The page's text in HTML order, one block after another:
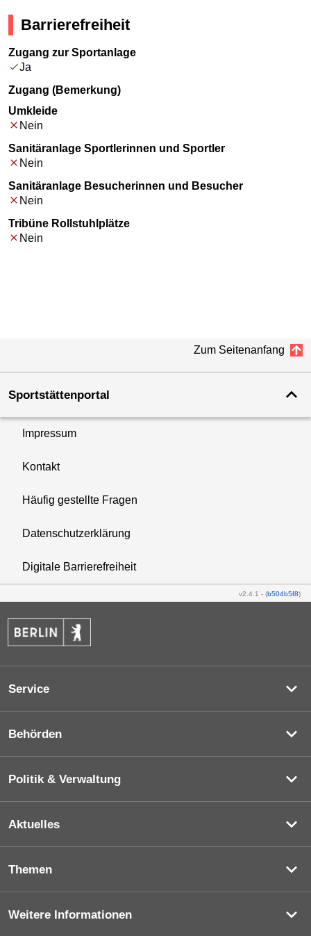
Barrierefreiheit
Zugang zur Sportanlage
Ja
Zugang (Bemerkung)
Umkleide
Nein
Sanitäranlage Sportlerinnen und Sportler
Nein
Sanitäranlage Besucherinnen und Besucher
Nein
Tribüne Rollstuhlplätze
Nein
Zum Seitenanfang
v2.4.1 -(b504b5f8)
Sportstättenportal
Impressum
Kontakt
Häufig gestellte Fragen
Datenschutzerklärung
Digitale Barrierefreiheit
Service
Behörden
Politik & Verwaltung
Aktuelles
Themen
Weitere Informationen